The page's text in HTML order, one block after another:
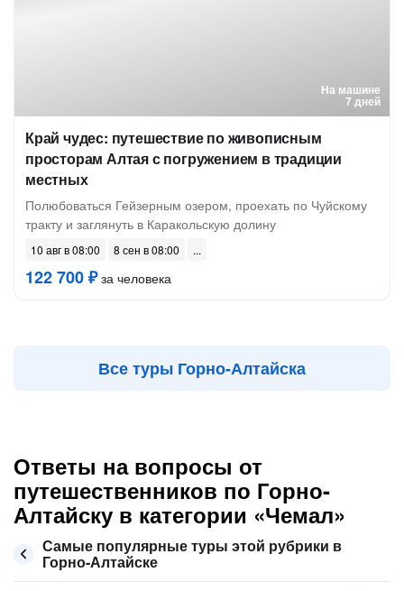
На машине
7 дней
Край чудес: путешествие по живописным
просторам Алтая с погружением в традиции
местных
Полюбоваться Гейзерным озером, проехать по Чуйскому
тракту и заглянуть в Каракольскую долину
10 авг в 08:00 8 сен в 08:00
122 700 ₽за человека
Все туры Горно-Алтайска
Ответы на вопросы от
путешественников по Горно-
Алтайску в категории «Чемал»
Самые популярные туры этой рубрики в
Горно-Алтайске